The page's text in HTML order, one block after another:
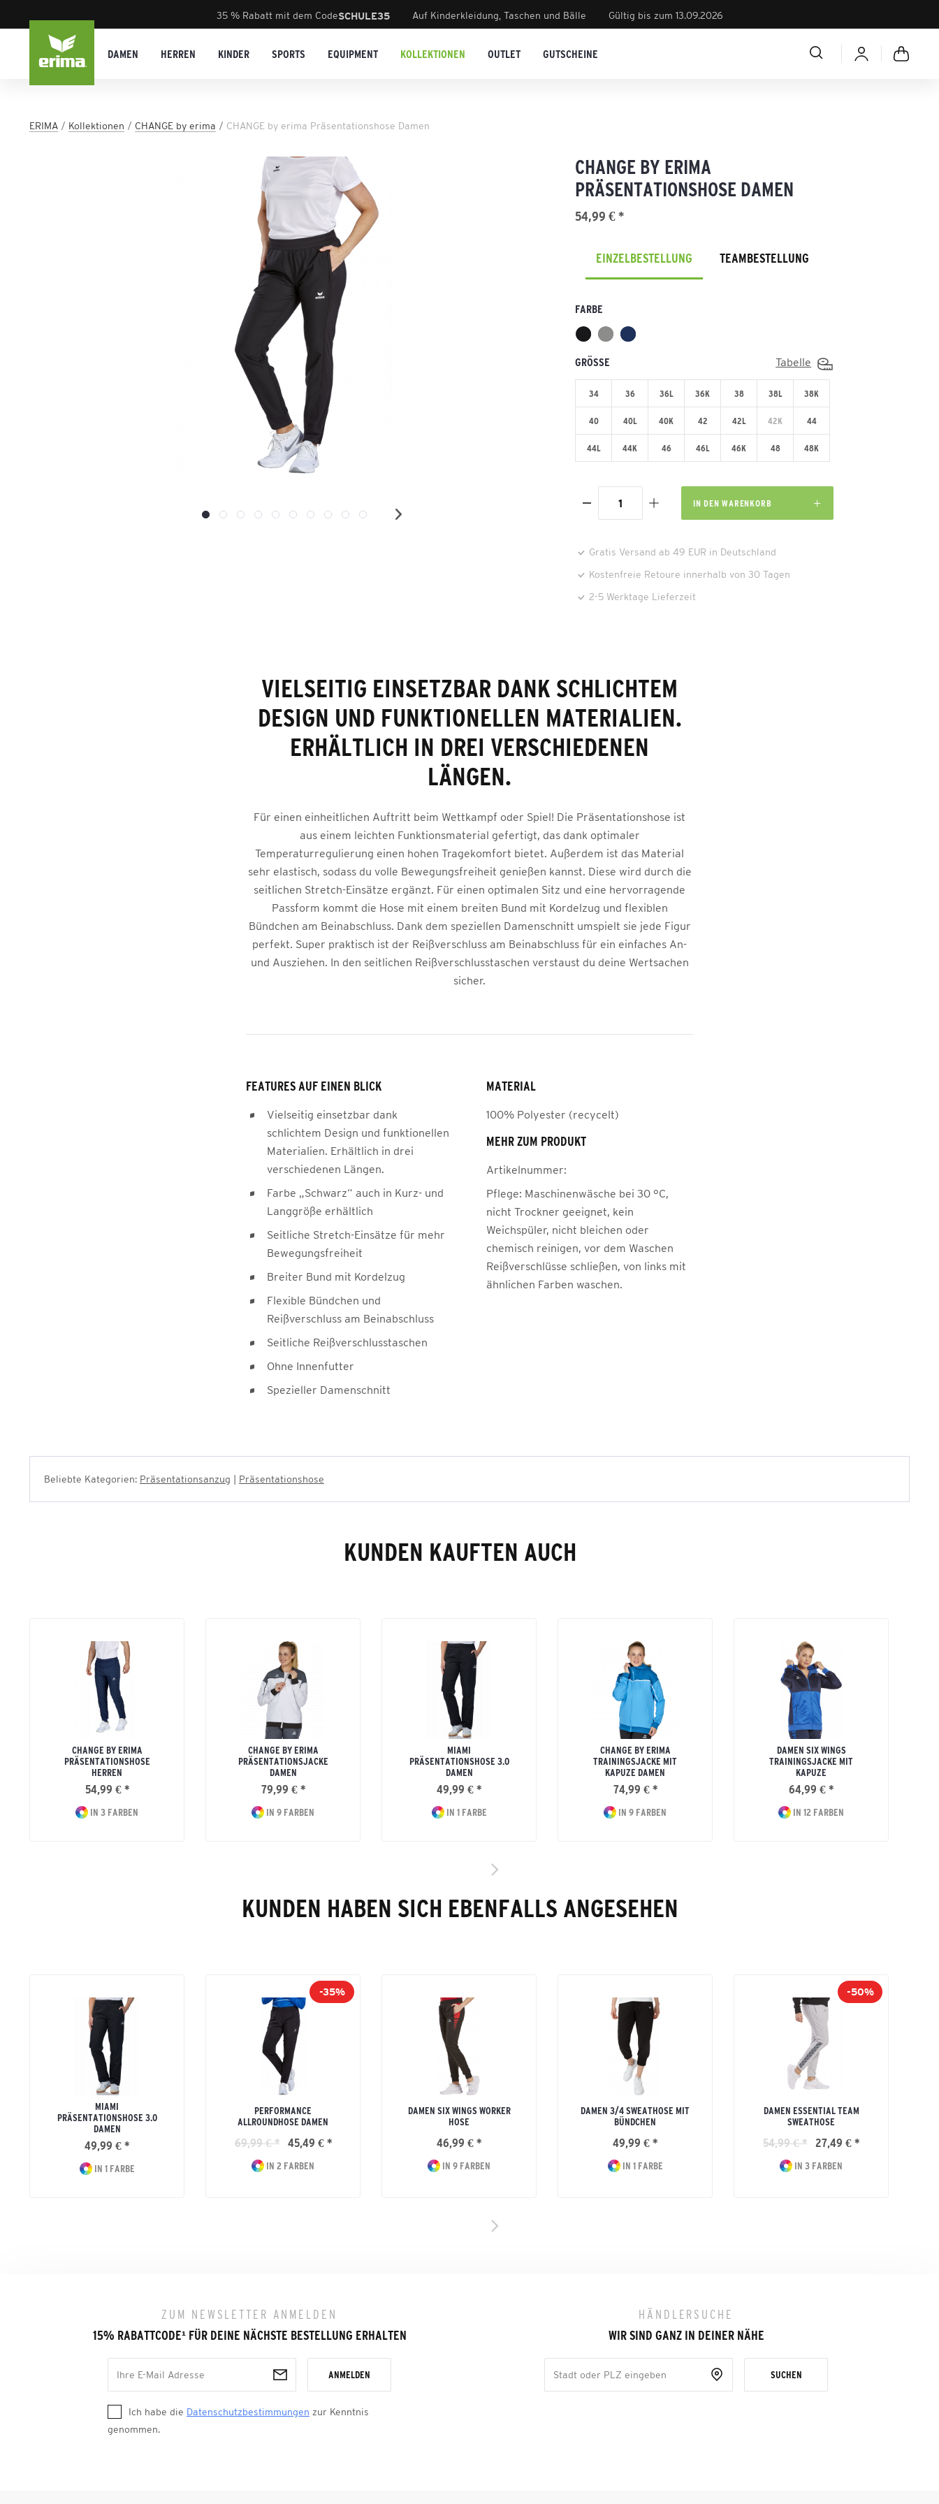
35 % Rabatt mit dem CodeSCHULE35 Auf Kinderkleidung, Taschen und Bälle Gültig bis zum 13.09.2026
DAMEN HERREN KINDER SPORTS EQUIPMENT KOLLEKTIONEN OUTLET GUTSCHEINE
ERIMA Kollektionen CHANGE by erima CHANGE by erima Präsentationshose Damen
CHANGE BY ERIMA
PRÄSENTATIONSHOSE DAMEN
54,99 € *
EINZELBESTELLUNG TEAMBESTELLUNG
FARBE
GRÖSSE Tabelle
34 36 36L 36K 38 38L 38K
40 40L 40K 42 42L 42K 44
44L 44K 46 46L 46K 48 48K
IN DEN WARENKORB
Gratis Versand ab 49 EUR in Deutschland
Kostenfreie Retoure innerhalb von 30 Tagen
2-5 Werktage Lieferzeit
VIELSEITIG EINSETZBAR DANK SCHLICHTEM
DESIGN UND FUNKTIONELLEN MATERIALIEN.
ERHÄLTLICH IN DREI VERSCHIEDENEN
LÄNGEN.
Für einen einheitlichen Auftritt beim Wettkampf oder Spiel! Die Präsentationshose ist
aus einem leichten Funktionsmaterial gefertigt, das dank optimaler
Temperaturregulierung einen hohen Tragekomfort bietet. Außerdem ist das Material
sehr elastisch, sodass du volle Bewegungsfreiheit genießen kannst. Diese wird durch die
seitlichen Stretch-Einsätze ergänzt. Für einen optimalen Sitz und eine hervorragende
Passform kommt die Hose mit einem breiten Bund mit Kordelzug und flexiblen
Bündchen am Beinabschluss. Dank dem speziellen Damenschnitt umspielt sie jede Figur
perfekt. Super praktisch ist der Reißverschluss am Beinabschluss für ein einfaches An-
und Ausziehen. In den seitlichen Reißverschlusstaschen verstaust du deine Wertsachen
sicher.
FEATURES AUF EINEN BLICK
Vielseitig einsetzbar dank
schlichtem Design und funktionellen
Materialien. Erhältlich in drei
verschiedenen Längen.
Farbe „Schwarz“ auch in Kurz- und
Langgröße erhältlich
Seitliche Stretch-Einsätze für mehr
Bewegungsfreiheit
Breiter Bund mit Kordelzug
Flexible Bündchen und
Reißverschluss am Beinabschluss
Seitliche Reißverschlusstaschen
Ohne Innenfutter
Spezieller Damenschnitt
MATERIAL
100% Polyester (recycelt)
MEHR ZUM PRODUKT
Artikelnummer:
Pflege: Maschinenwäsche bei 30 °C,
nicht Trockner geeignet, kein
Weichspüler, nicht bleichen oder
chemisch reinigen, vor dem Waschen
Reißverschlüsse schließen, von links mit
ähnlichen Farben waschen.
Beliebte Kategorien: Präsentationsanzug Präsentationshose
KUNDEN KAUFTEN AUCH
CHANGE BY ERIMA
PRÄSENTATIONSHOSE
HERREN
54,99 € *
IN 3 FARBEN
CHANGE BY ERIMA
PRÄSENTATIONSJACKE
DAMEN
79,99 € *
IN 9 FARBEN
MIAMI
PRÄSENTATIONSHOSE 3.0
DAMEN
49,99 € *
IN 1 FARBE
CHANGE BY ERIMA
TRAININGSJACKE MIT
KAPUZE DAMEN
74,99 € *
IN 9 FARBEN
DAMEN SIX WINGS
TRAININGSJACKE MIT
KAPUZE
64,99 € *
IN 12 FARBEN
KUNDEN HABEN SICH EBENFALLS ANGESEHEN
MIAMI
PRÄSENTATIONSHOSE 3.0
DAMEN
49,99 € *
IN 1 FARBE
-35%
PERFORMANCE
ALLROUNDHOSE DAMEN
69,99 € * 45,49 € *
IN 2 FARBEN
DAMEN SIX WINGS WORKER
HOSE
46,99 € *
IN 9 FARBEN
DAMEN 3/4 SWEATHOSE MIT
BÜNDCHEN
49,99 € *
IN 1 FARBE
-50%
DAMEN ESSENTIAL TEAM
SWEATHOSE
54,99 € * 27,49 € *
IN 3 FARBEN
ZUM NEWSLETTER ANMELDEN
15% RABATTCODE¹FÜR DEINE NÄCHSTE BESTELLUNG ERHALTEN
ANMELDEN
Ich habe die Datenschutzbestimmungen zur Kenntnis
genommen.
HÄNDLERSUCHE
WIR SIND GANZ IN DEINER NÄHE
SUCHEN